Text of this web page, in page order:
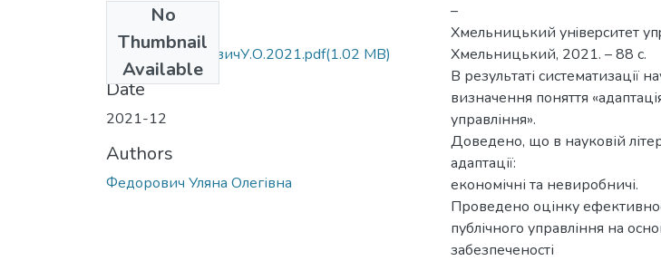
No
Thumbnail
Available
МР.281.ФедоровичУ.О.2021.pdf(1.02 MB)
Date
2021-12
Authors
Федорович Уляна Олегівна
–
Хмельницький унiвеpcитет
Хмельницький, 2021. – 88 с.
В результаті систематизації
визначення поняття
управління».
Доведено, що в науковій
адаптації:
економічні та невиробничі.
Проведено оцінку
публічного управління на
забезпеченості